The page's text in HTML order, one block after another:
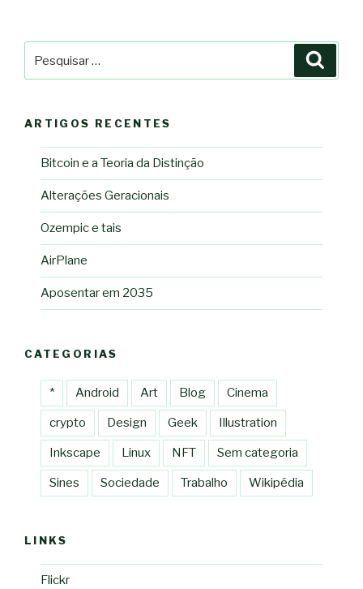
ARTIGOS RECENTES
Bitcoin e a Teoria da Distinção
Alterações Geracionais
Ozempic e tais
AirPlane
Aposentar em 2035
CATEGORIAS
* Android Art Blog Cinema
crypto Design Geek Illustration
Inkscape Linux NFT Sem categoria
Sines Sociedade Trabalho Wikipédia
LINKS
Flickr